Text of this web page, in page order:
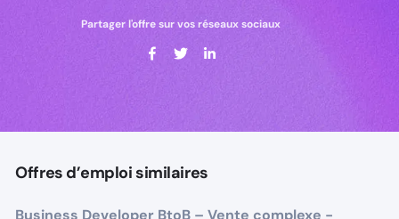
Partager l'offre sur vos réseaux sociaux
Offres d’emploi similaires
Business Developer BtoB – Vente complexe -